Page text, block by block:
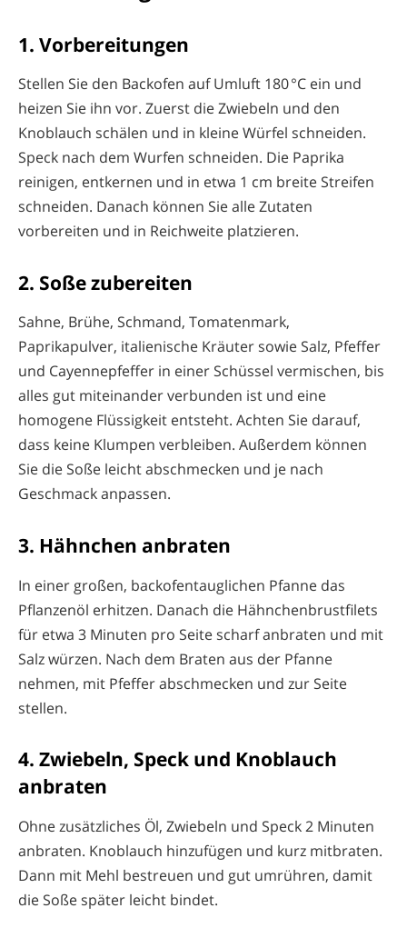
1. Vorbereitungen
Stellen Sie den Backofen auf Umluft 180 °C ein und
heizen Sie ihn vor. Zuerst die Zwiebeln und den
Knoblauch schälen und in kleine Würfel schneiden.
Speck nach dem Wurfen schneiden. Die Paprika
reinigen, entkernen und in etwa 1 cm breite Streifen
schneiden. Danach können Sie alle Zutaten
vorbereiten und in Reichweite platzieren.
2. Soße zubereiten
Sahne, Brühe, Schmand, Tomatenmark,
Paprikapulver, italienische Kräuter sowie Salz, Pfeffer
und Cayennepfeffer in einer Schüssel vermischen, bis
alles gut miteinander verbunden ist und eine
homogene Flüssigkeit entsteht. Achten Sie darauf,
dass keine Klumpen verbleiben. Außerdem können
Sie die Soße leicht abschmecken und je nach
Geschmack anpassen.
3. Hähnchen anbraten
In einer großen, backofentauglichen Pfanne das
Pflanzenöl erhitzen. Danach die Hähnchenbrustfilets
für etwa 3 Minuten pro Seite scharf anbraten und mit
Salz würzen. Nach dem Braten aus der Pfanne
nehmen, mit Pfeffer abschmecken und zur Seite
stellen.
4. Zwiebeln, Speck und Knoblauch
anbraten
Ohne zusätzliches Öl, Zwiebeln und Speck 2 Minuten
anbraten. Knoblauch hinzufügen und kurz mitbraten.
Dann mit Mehl bestreuen und gut umrühren, damit
die Soße später leicht bindet.